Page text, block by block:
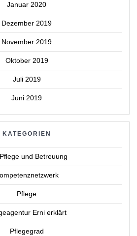
Januar 2020
Dezember 2019
November 2019
Oktober 2019
Juli 2019
Juni 2019
KATEGORIEN
und Betreuung
Pflege
Erni erklärt
Pflegegrad